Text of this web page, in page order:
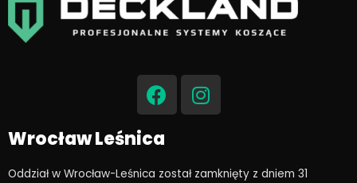
F
a
c
e
b
o
I
n
s
g
Wrocław Leśnica
Oddział w Wrocław-Leśnica został zamknięty z dniem 31